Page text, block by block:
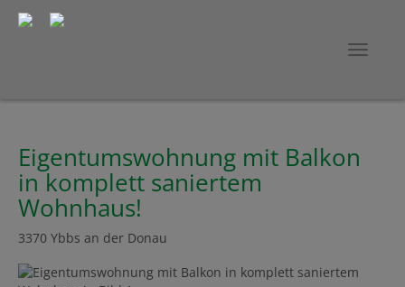
Eigentumswohnung mit Balkon
in komplett saniertem
Wohnhaus!
3370 Ybbs an der Donau